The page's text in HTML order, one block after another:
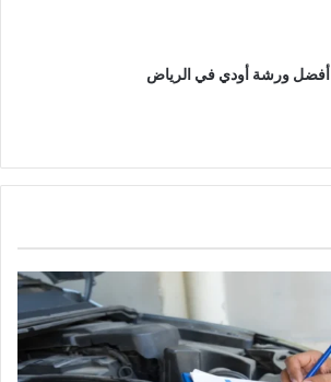
أفضل ورشة أودي في الرياض